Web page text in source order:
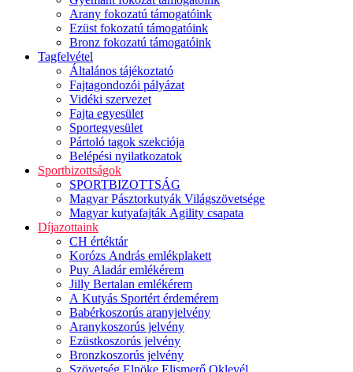
Arany fokozatú támogatóink
Ezüst fokozatú támogatóink
Bronz fokozatú támogatóink
Tagfelvétel
Általános tájékoztató
Fajtagondozói pályázat
Vidéki szervezet
Fajta egyesület
Sportegyesület
Pártoló tagok szekciója
Belépési nyilatkozatok
Sportbizottságok
SPORTBIZOTTSÁG
Magyar Pásztorkutyák Világszövetsége
Magyar kutyafajták Agility csapata
Díjazottaink
CH értéktár
Korózs András emlékplakett
Puy Aladár emlékérem
Jilly Bertalan emlékérem
A Kutyás Sportért érdemérem
Babérkoszorús aranyjelvény
Aranykoszorús jelvény
Ezüstkoszorús jelvény
Bronzkoszorús jelvény
Szövetség Elnöke Elismerő Oklevél